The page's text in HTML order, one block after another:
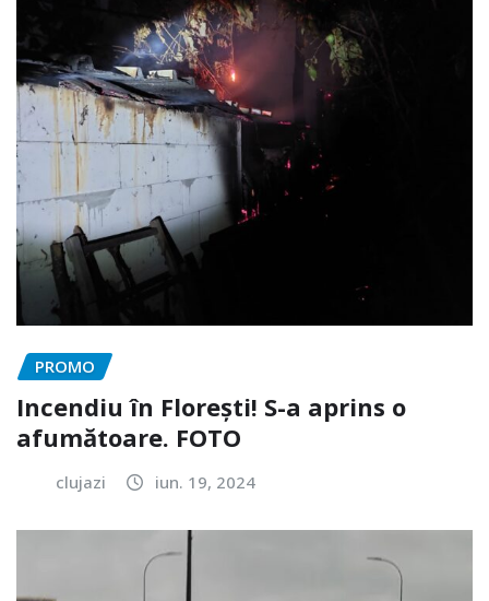
PROMO
Incendiu în Florești! S-a aprins o
afumătoare. FOTO
clujazi iun. 19, 2024